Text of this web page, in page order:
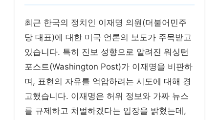
최근 한국의 정치인 이재명 의원(더불어민주
당 대표)에 대한 미국 언론의 보도가 주목받고
있습니다. 특히 진보 성향으로 알려진 워싱턴
포스트(Washington Post)가 이재명을 비판하
며, 표현의 자유를 억압하려는 시도에 대해 경
고했습니다. 이재명은 허위 정보와 가짜 뉴스
를 규제하고 처벌하겠다는 입장을 밝혔는데,